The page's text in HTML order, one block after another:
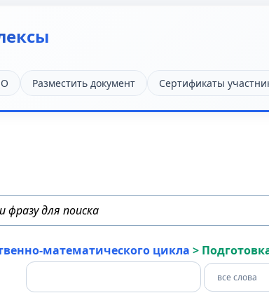
Разместить документ Сертификаты
математического цикла >